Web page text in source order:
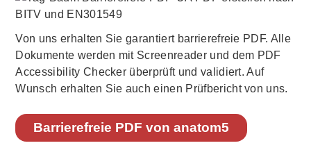
Von uns erhalten Sie garantiert barrierefreie PDF. Alle
Dokumente werden mit Screenreader und dem PDF
Accessibility Checker überprüft und validiert. Auf
Wunsch erhalten Sie auch einen Prüfbericht von uns.
Barrierefreie PDF von anatom5